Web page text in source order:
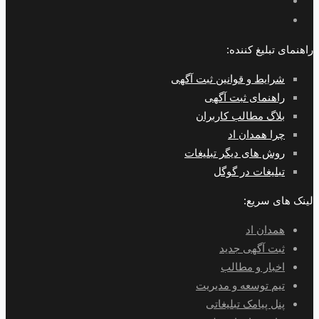
راهنمای تبلیغ کننده:
شرایط و قوانین ثبت آگهی
راهنمای ثبت آگهی
بلاگ مطالب کاربران
چرا همدان اد
روش های دیگر تبلیغات
تبلیغات در گوگل
لینک های سریع:
همدان اد
ثبت آگهی جدید
اخبار و مطالب
تیم توسعه و مدیریت
پنل پیامک تبلیغاتی